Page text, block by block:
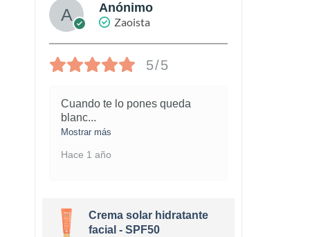
Anónimo
Zaoista
5/5
Cuando te lo pones queda
blanc...
Mostrar más
Hace 1 año
Crema solar hidratante
facial - SPF50